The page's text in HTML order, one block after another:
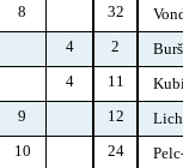
8 32
4 2
4 11
9 12
10 24